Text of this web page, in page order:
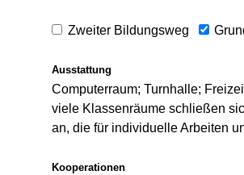
Zweiter Bildungsweg
Ausstattung
Computerraum; Turnhalle;
viele Klassenräume schließen
an, die für individuelle Arbeiten
Kooperationen